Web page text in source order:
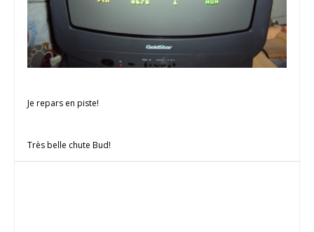
Je repars en piste!
Très belle chute Bud!